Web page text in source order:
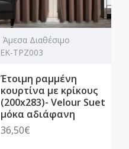
Άμεσα Διαθέσιμο
ΕΚ-ΤΡΖ003
Έτοιμη ραμμένη
κουρτίνα με κρίκους
(200x283)- Velour Suet
μόκα αδιάφανη
36,50€